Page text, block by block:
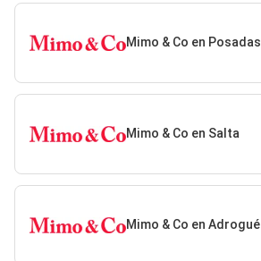
Mimo & Co en Posadas
Mimo & Co en Salta
Mimo & Co en Adrogué